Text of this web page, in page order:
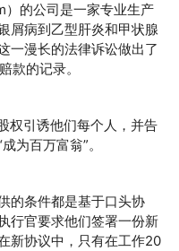
的公司是一家专业生产
屑病到乙型肝炎和甲状腺
一漫长的法律诉讼做出了
款的记录。
权引诱他们每个人，并告
为百万富翁”。
的条件都是基于口头协
行官要求他们签署一份新
新协议中，只有在工作20